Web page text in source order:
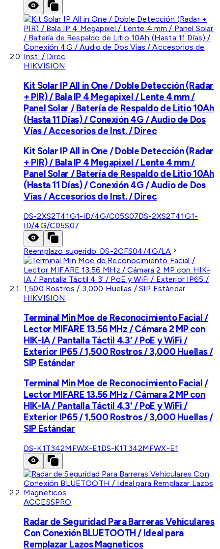
HIKVISION
Kit Solar IP All in One / Doble Detección (Radar
+ PIR) / Bala IP 4 Megapixel / Lente 4 mm /
Panel Solar / Batería de Respaldo de Litio 10Ah
(Hasta 11 Días) / Conexión 4G / Audio de Dos
Vías / Accesorios de Inst. / Direc
Kit Solar IP All in One / Doble Detección (Radar
+ PIR) / Bala IP 4 Megapixel / Lente 4 mm /
Panel Solar / Batería de Respaldo de Litio 10Ah
(Hasta 11 Días) / Conexión 4G / Audio de Dos
Vías / Accesorios de Inst. / Direc
DS-2XS2T41G1-ID/4G/C05S07DS-2XS2T41G1-
ID/4G/C05S07
Reemplazo sugerido: DS-2CFS04/4G/LA
HIKVISION
Terminal Min Moe de Reconocimiento Facial /
Lector MIFARE 13.56 MHz / Cámara 2 MP con
HIK-IA / Pantalla Táctil 4.3' / PoE y WiFi /
Exterior IP65 / 1,500 Rostros / 3,000 Huellas /
SIP Estándar
Terminal Min Moe de Reconocimiento Facial /
Lector MIFARE 13.56 MHz / Cámara 2 MP con
HIK-IA / Pantalla Táctil 4.3' / PoE y WiFi /
Exterior IP65 / 1,500 Rostros / 3,000 Huellas /
SIP Estándar
DS-K1T342MFWX-E1 DS-K1T342MFWX-E1
ACCESSPRO
Radar de Seguridad Para Barreras Vehiculares
Con Conexión BLUETOOTH / Ideal para
Remplazar Lazos Magneticos